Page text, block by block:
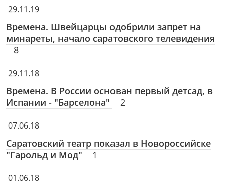
29.11.19
Времена. Швейцарцы одобрили запрет на
минареты, начало саратовского телевидения
8
29.11.18
Времена. В России основан первый детсад, в
Испании - "Барселона"
2
07.06.18
Саратовский театр показал в Новороссийске
"Гарольд и Мод"
1
01.06.18